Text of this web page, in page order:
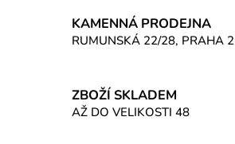
KAMENNÁ PRODEJNA
RUMUNSKÁ 22/28, PRAHA 2
ZBOŽÍ SKLADEM
AŽ DO VELIKOSTI 48